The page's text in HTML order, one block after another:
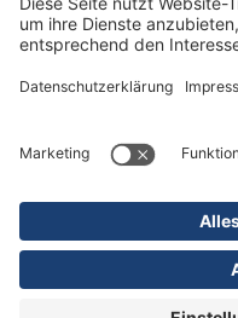
Impressum
Datenschutz